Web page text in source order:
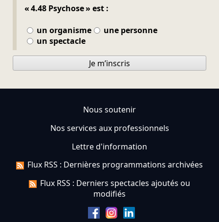
« 4.48 Psychose » est :
un organisme
une personne
un spectacle
Je m’inscris
Nous soutenir
Nos services aux professionnels
Lettre d'information
Flux RSS : Dernières programmations archivées
Flux RSS : Derniers spectacles ajoutés ou
modifiés